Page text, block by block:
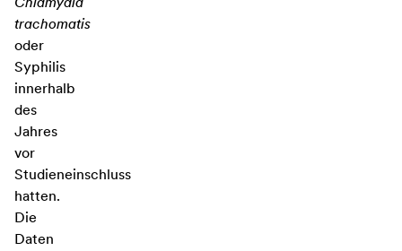
trachomatis
oder
Syphilis
innerhalb
des
Jahres
vor
Studieneinschluss
hatten.
Die
Daten